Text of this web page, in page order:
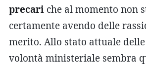
precari che al momento non
certamente avendo delle
merito. Allo stato attuale delle
volontà ministeriale sembra